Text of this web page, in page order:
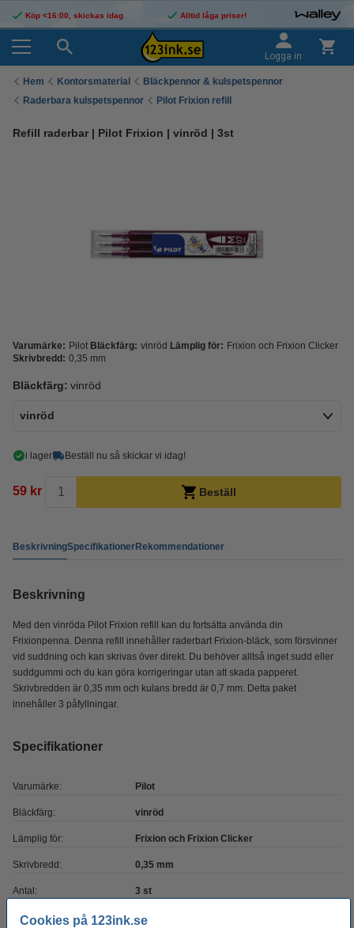
Cookies på 123ink.se
Köp <16:00, skickas idag Alltid låga priser!
Logga in
Hem Kontorsmaterial
Bläckpennor & kulspetspennor
Raderbara kulspetspennor
Pilot Frixion refill
Refill raderbar | Pilot Frixion | vinröd | 3st
Varumärke: Pilot Bläckfärg: vinröd Lämplig för: Frixion och Frixion Clicker
Skrivbredd: 0,35 mm
Bläckfärg: vinröd
vinröd
i lager Beställ nu så skickar vi idag!
59 kr Beställ
BeskrivningSpecifikationerRekommendationer
Beskrivning
Med den vinröda Pilot Frixion refill kan du fortsätta använda din
Frixionpenna. Denna refill innehåller raderbart Frixion-bläck, som försvinner
vid suddning och kan skrivas över direkt. Du behöver alltså inget sudd eller
suddgummi och du kan göra korrigeringar utan att skada papperet.
Skrivbredden är 0,35 mm och kulans bredd är 0,7 mm. Detta paket
innehåller 3 påfyllningar.
Specifikationer
Varumärke: Pilot
Bläckfärg: vinröd
Lämplig för: Frixion och Frixion Clicker
Skrivbredd: 0,35 mm
Antal: 3 st
Vårt artikelnr: 405506